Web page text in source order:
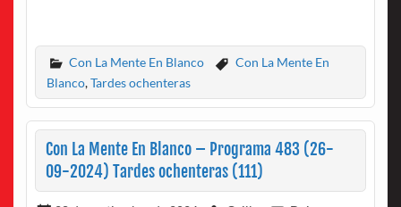
Con La Mente En Blanco
Con La Mente En
Blanco,Tardes ochenteras
Con La Mente En Blanco – Programa 483 (26-
09-2024) Tardes ochenteras (111)